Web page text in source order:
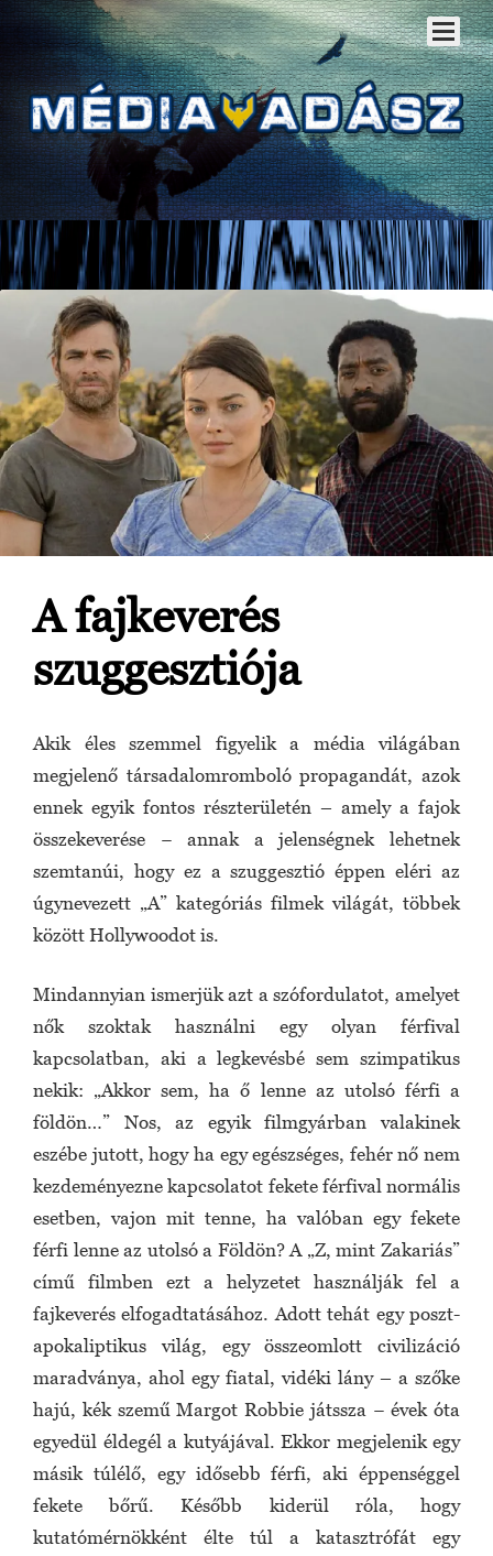
A fajkeverés
szuggesztiója
Akik éles szemmel figyelik a média világában
megjelenő társadalomromboló propagandát, azok
ennek egyik fontos részterületén – amely a fajok
összekeverése − annak a jelenségnek lehetnek
szemtanúi, hogy ez a szuggesztió éppen eléri az
úgynevezett „A” kategóriás filmek világát, többek
között Hollywoodot is.
Mindannyian ismerjük azt a szófordulatot, amelyet
nők szoktak használni egy olyan férfival
kapcsolatban, aki a legkevésbé sem szimpatikus
nekik: „Akkor sem, ha ő lenne az utolsó férfi a
földön…” Nos, az egyik filmgyárban valakinek
eszébe jutott, hogy ha egy egészséges, fehér nő nem
kezdeményezne kapcsolatot fekete férfival normális
esetben, vajon mit tenne, ha valóban egy fekete
férfi lenne az utolsó a Földön? A „Z, mint Zakariás”
című filmben ezt a helyzetet használják fel a
fajkeverés elfogadtatásához. Adott tehát egy poszt-
apokaliptikus világ, egy összeomlott civilizáció
maradványa, ahol egy fiatal, vidéki lány – a szőke
hajú, kék szemű Margot Robbie játssza − évek óta
egyedül éldegél a kutyájával. Ekkor megjelenik egy
másik túlélő, egy idősebb férfi, aki éppenséggel
fekete bőrű. Később kiderül róla, hogy
kutatómérnökként élte túl a katasztrófát egy